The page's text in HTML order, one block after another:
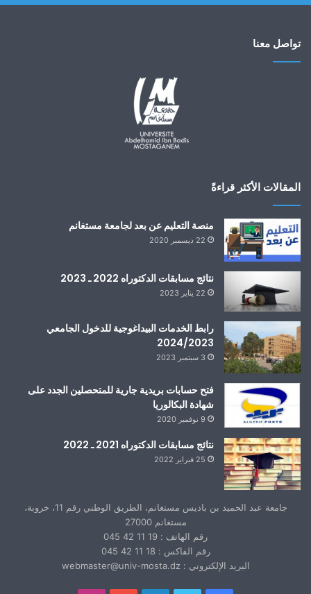
تواصل معنا
المقالات الأكثر قراءةً
منصة التعليم عن بعد لجامعة مستغانم
22 ديسمبر 2020
نتائج مسابقات الدكتوراه 2022 ـ 2023
22 يناير 2023
رابط الخدمات البيداغوجية للدخول الجامعي
2024/2023
3 سبتمبر 2023
فتح حسابات بريدية جارية للمتحصلين الجدد على
شهادة البكالوريا
9 نوفمبر 2020
نتائج مسابقات الدكتوراه 2021 ـ 2022
25 فبراير 2022
جامعة عبد الحميد بن باديس مستغانم، الطريق الوطني رقم 11، خروبة،
مستغانم 27000
رقم الهاتف : 19 11 42 045
رقم الفاكس : 18 11 42 045
البريد الإلكتروني : webmaster@univ-mosta.dz